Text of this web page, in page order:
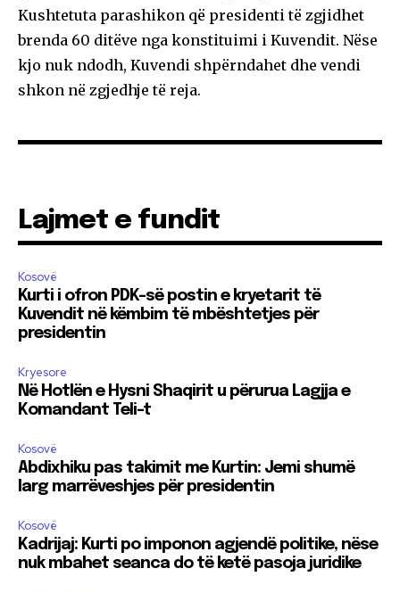
Kushtetuta parashikon që presidenti të zgjidhet
brenda 60 ditëve nga konstituimi i Kuvendit. Nëse
kjo nuk ndodh, Kuvendi shpërndahet dhe vendi
shkon në zgjedhje të reja.
Lajmet e fundit
Kosovë
Kurti i ofron PDK-së postin e kryetarit të
Kuvendit në këmbim të mbështetjes për
presidentin
Kryesore
Në Hotlën e Hysni Shaqirit u përurua Lagjja e
Komandant Teli-t
Kosovë
Abdixhiku pas takimit me Kurtin: Jemi shumë
larg marrëveshjes për presidentin
Kosovë
Kadrijaj: Kurti po imponon agjendë politike, nëse
nuk mbahet seanca do të ketë pasoja juridike